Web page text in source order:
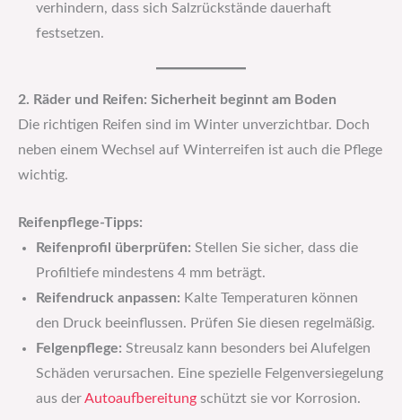
verhindern, dass sich Salzrückstände dauerhaft
festsetzen.
2. Räder und Reifen: Sicherheit beginnt am Boden
Die richtigen Reifen sind im Winter unverzichtbar. Doch
neben einem Wechsel auf Winterreifen ist auch die Pflege
wichtig.
Reifenpflege-Tipps:
Reifenprofil überprüfen: Stellen Sie sicher, dass die
Profiltiefe mindestens 4 mm beträgt.
Reifendruck anpassen: Kalte Temperaturen können
den Druck beeinflussen. Prüfen Sie diesen regelmäßig.
Felgenpflege: Streusalz kann besonders bei Alufelgen
Schäden verursachen. Eine spezielle Felgenversiegelung
aus der Autoaufbereitung schützt sie vor Korrosion.